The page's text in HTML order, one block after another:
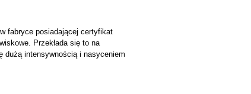
fabryce posiadającej certyfikat
Przekłada się to na
dużą intensywnością i nasyceniem